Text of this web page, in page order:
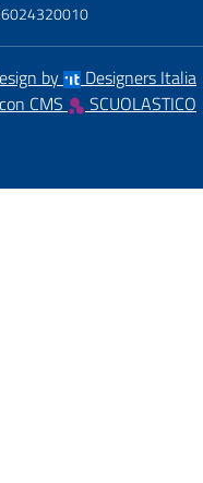
by
Designers Italia
CMS
SCUOLASTICO